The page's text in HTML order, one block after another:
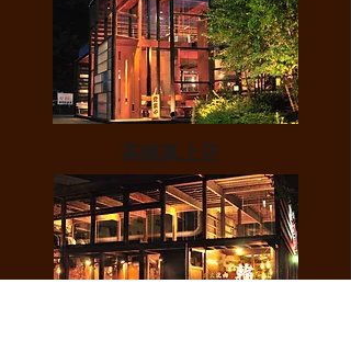
高槻真上店